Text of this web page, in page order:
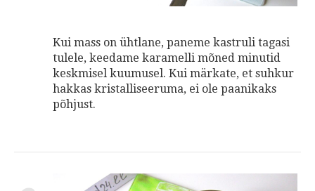
Kui mass on ühtlane, paneme kastruli tagasi
tulele, keedame karamelli mõned minutid
keskmisel kuumusel. Kui märkate, et suhkur
hakkas kristalliseeruma, ei ole paanikaks
põhjust.